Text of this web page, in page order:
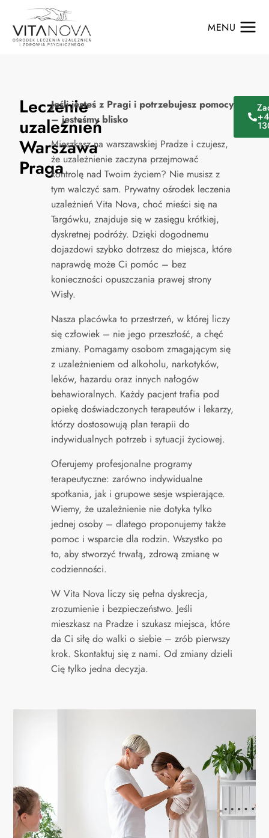
MENU
Leczenie
uzależnień
Warszawa
Praga
Jeśli jesteś z Pragi i potrzebujesz pomocy
– jesteśmy blisko
Mieszkasz na warszawskiej Pradze i czujesz,
że uzależnienie zaczyna przejmować
kontrolę nad Twoim życiem? Nie musisz z
tym walczyć sam. Prywatny ośrodek leczenia
uzależnień Vita Nova, choć mieści się na
Targówku, znajduje się w zasięgu krótkiej,
dyskretnej podróży. Dzięki dogodnemu
dojazdowi szybko dotrzesz do miejsca, które
naprawdę może Ci pomóc – bez
konieczności opuszczania prawej strony
Wisły.
Nasza placówka to przestrzeń, w której liczy
się człowiek – nie jego przeszłość, a chęć
zmiany. Pomagamy osobom zmagającym się
z uzależnieniem od alkoholu, narkotyków,
leków, hazardu oraz innych nałogów
behawioralnych. Każdy pacjent trafia pod
opiekę doświadczonych terapeutów i lekarzy,
którzy dostosowują plan terapii do
indywidualnych potrzeb i sytuacji życiowej.
Oferujemy profesjonalne programy
terapeutyczne: zarówno indywidualne
spotkania, jak i grupowe sesje wspierające.
Wiemy, że uzależnienie nie dotyka tylko
jednej osoby – dlatego proponujemy także
pomoc i wsparcie dla rodzin. Wszystko po
to, aby stworzyć trwałą, zdrową zmianę w
codzienności.
W Vita Nova liczy się pełna dyskrecja,
zrozumienie i bezpieczeństwo. Jeśli
mieszkasz na Pradze i szukasz miejsca, które
da Ci siłę do walki o siebie – zrób pierwszy
krok. Skontaktuj się z nami. Od zmiany dzieli
Cię tylko jedna decyzja.